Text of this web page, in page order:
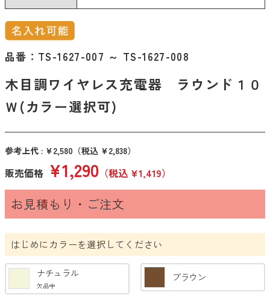
クリア 検索
カテゴリーから探す
エコバッグ・トートバッグ
タンブラー・ボトル
衛生用品
美容・コスメ・メディカル
巾着・ポーチ
タオル・ハンカチ
傘・雨具
筆記用具
文具・ステーショナリー
品番： TS-1627-007 ～ TS-1627-008
木目調ワイヤレス充電器 ラウンド１０
Ｗ(カラー選択可)
参考上代 : ¥2,580 （税込 ¥2,838）
販売価格 ¥1,290 （税込 ¥1,419）
お見積もり・ご注文
はじめにカラーを選択してください
ナチュラル
欠品中
ブラウン